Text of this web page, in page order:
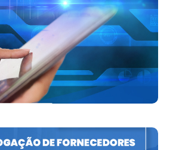
seus prestadores e diminuindo os
seu ambiente de trabalho.
SAIBA MAIS